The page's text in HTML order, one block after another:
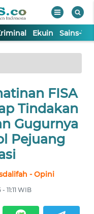
Ekuin Sains-
FISA
Tindakan
Gugurnya
Pejuang
- Opini
11:11 WIB